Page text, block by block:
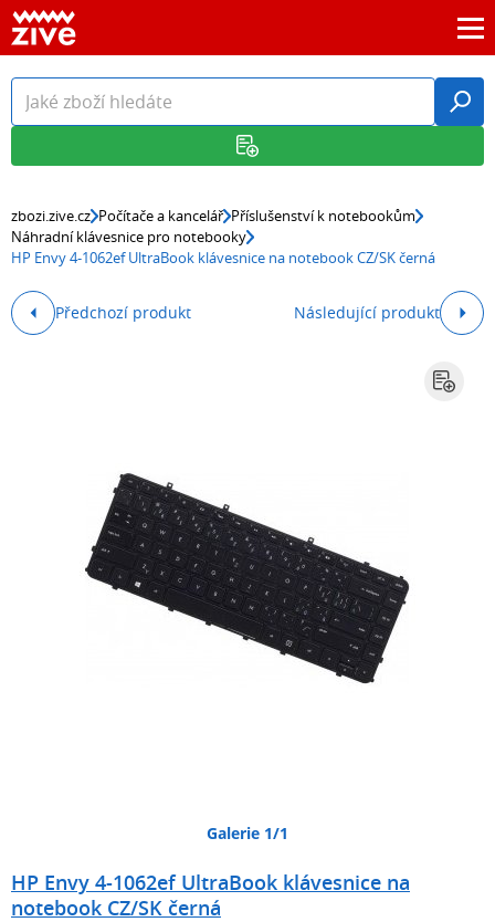
zbozi.zive.cz Počítače a kancelář Příslušenství k notebookům
Náhradní klávesnice pro notebooky
HP Envy 4-1062ef UltraBook klávesnice na notebook CZ/SK černá
Předchozí produkt Následující produkt
Galerie 1/1
HP Envy 4-1062ef UltraBook klávesnice na
notebook CZ/SK černá